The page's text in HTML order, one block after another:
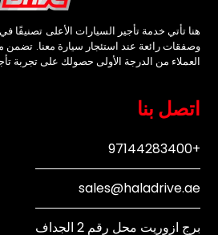
هنا تأتي خدمة تأجير السيارات الأعلى تصنيفًا
وصفقات رائعة عند استئجار سيارة معنا. تضمن
العملاء من الدرجة الأولى حصولك على تجربة
اتصل بنا
+97144283400
sales@haladrive.ae
برج ازوريت محل رقم 2 الجداف